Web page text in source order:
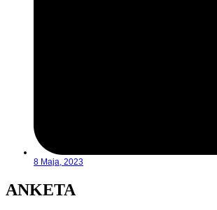
8 Maja, 2023
ANKETA